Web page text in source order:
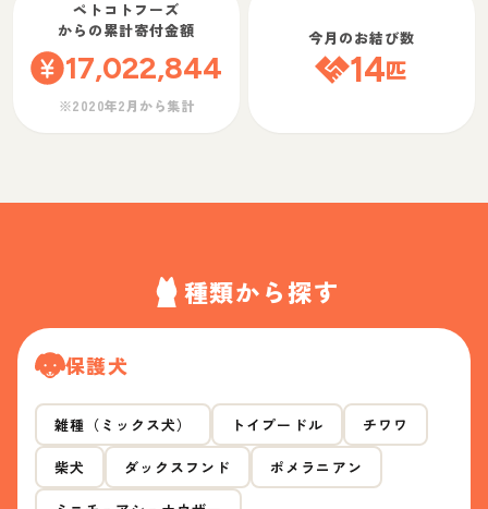
ペトコトフーズ
からの累計寄付金額
17,022,844
※2020年2月から集計
今月のお結び数
14匹
種類から探す
保護犬
雑種（ミックス犬） トイプードル チワワ
柴犬 ダックスフンド ポメラニアン